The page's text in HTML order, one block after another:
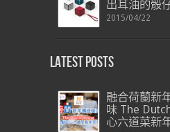
出耳油的骰
2015/04/22
Latest Posts
融合荷蘭新
味 The
心六道菜新